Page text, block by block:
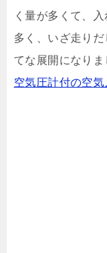
く量が多くて、
多く、いざ走り
てな展開になり
空気圧計付の空気